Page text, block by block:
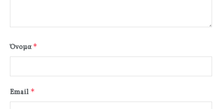
Όνομα*
Email *